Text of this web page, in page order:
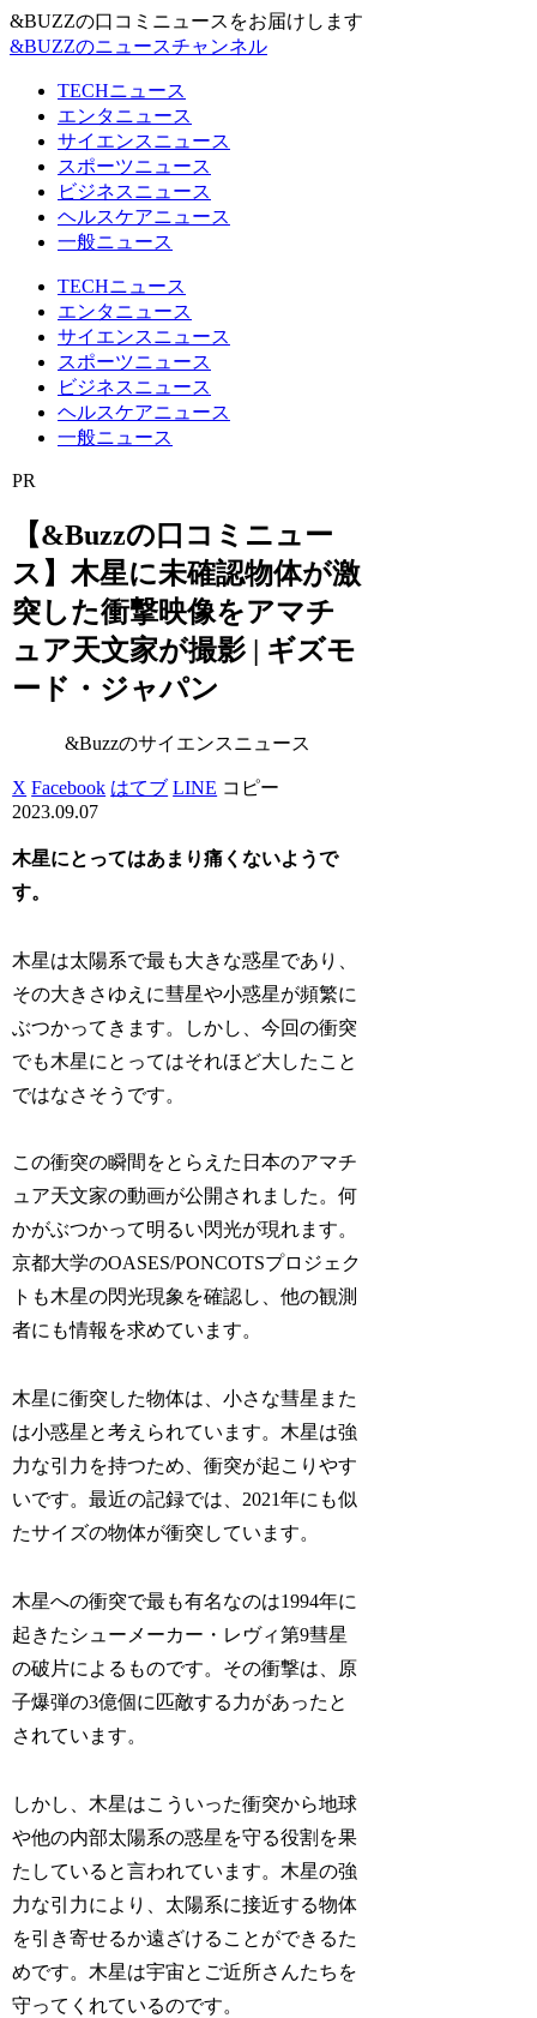
&BUZZの口コミニュースをお届けします
&BUZZのニュースチャンネル
TECHニュース
エンタニュース
サイエンスニュース
スポーツニュース
ビジネスニュース
ヘルスケアニュース
一般ニュース
TECHニュース
エンタニュース
サイエンスニュース
スポーツニュース
ビジネスニュース
ヘルスケアニュース
一般ニュース
PR
【&Buzzの口コミニュー
ス】木星に未確認物体が激
突した衝撃映像をアマチ
ュア天文家が撮影 | ギズモ
ード・ジャパン
&Buzzのサイエンスニュース
X Facebook はてブ LINE コピー
2023.09.07
木星にとってはあまり痛くないようで
す。
木星は太陽系で最も大きな惑星であり、
その大きさゆえに彗星や小惑星が頻繁に
ぶつかってきます。しかし、今回の衝突
でも木星にとってはそれほど大したこと
ではなさそうです。
この衝突の瞬間をとらえた日本のアマチ
ュア天文家の動画が公開されました。何
かがぶつかって明るい閃光が現れます。
京都大学のOASES/PONCOTSプロジェク
トも木星の閃光現象を確認し、他の観測
者にも情報を求めています。
木星に衝突した物体は、小さな彗星また
は小惑星と考えられています。木星は強
力な引力を持つため、衝突が起こりやす
いです。最近の記録では、2021年にも似
たサイズの物体が衝突しています。
木星への衝突で最も有名なのは1994年に
起きたシューメーカー・レヴィ第9彗星
の破片によるものです。その衝撃は、原
子爆弾の3億個に匹敵する力があったと
されています。
しかし、木星はこういった衝突から地球
や他の内部太陽系の惑星を守る役割を果
たしていると言われています。木星の強
力な引力により、太陽系に接近する物体
を引き寄せるか遠ざけることができるた
めです。木星は宇宙とご近所さんたちを
守ってくれているのです。